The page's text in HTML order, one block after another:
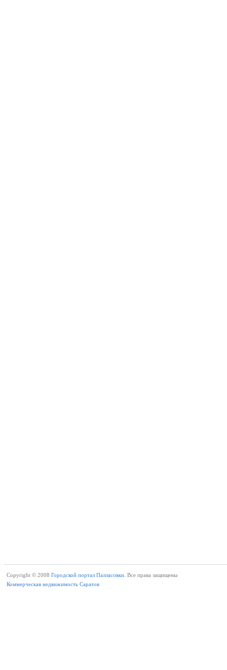
Copyright © 2008 Городской портал Палласовки. Все права защищены
Коммерческая недвижимость Саратов